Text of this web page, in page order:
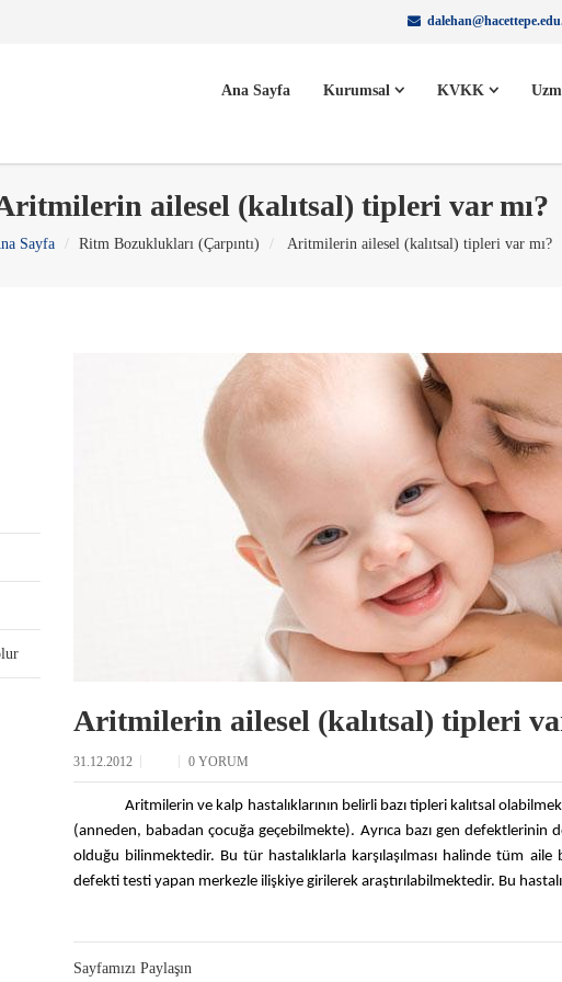
Ana Sayfa Kurumsal KVKK
ailesel (kalıtsal) tipleri var mı?
Sayfa Ritm Bozuklukları (Çarpıntı) Aritmilerin ailesel (kalıtsal) tipleri var mı?
Aritmilerin ailesel (kalıtsal) tipleri
31.12.2012 0 YORUM
Aritmilerin ve kalp hastalıklarının belirli bazı tipleri kalıtsal
(anneden, babadan çocuğa geçebilmekte). Ayrıca bazı gen defektlerinin
olduğu bilinmektedir. Bu tür hastalıklarla karşılaşılması halinde tüm aile
defekti testi yapan merkezle ilişkiye girilerek araştırılabilmektedir. Bu
Sayfamızı Paylaşın